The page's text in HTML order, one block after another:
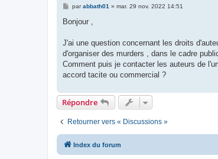
M
s
g
parabbath01 » mar. 29 nov. 2022 14:51
Bonjour ,
J'ai une question concernant les droits
d'organiser des murders , dans le cadre
Comment puis je contacter les auteurs de
accord tacite ou commercial ?
Répondre
Retourner vers « Discussions »
Index du forum